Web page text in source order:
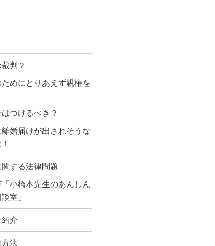
判？
めにとりあえず親権を
つけるべき？
婚届けが出されそうな
する法律問題
小橋本先生のあんしん
室」
介
方法